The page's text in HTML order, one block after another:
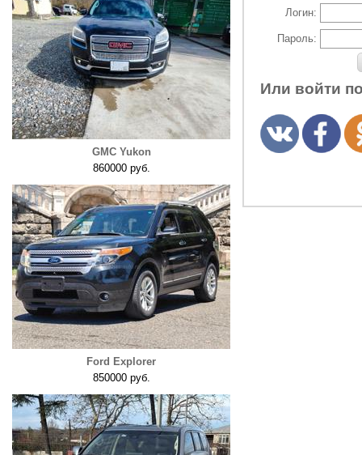
GMC Yukon
860000 руб.
Ford Explorer
850000 руб.
Логин:
Пароль:
Или войти